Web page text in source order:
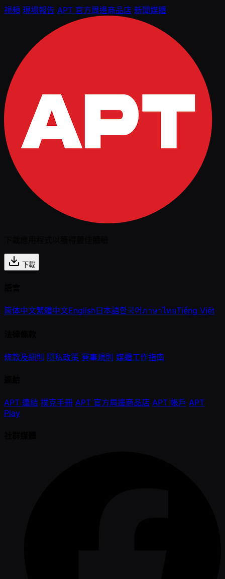
視頻 現場報告 APT 官方周邊商品店 新聞媒體
下載
简体中文繁體中文English 日本語한국어ภาษาไทยTiếng Việt
條款及細則 隱私政策 賽事規則 媒體工作指南
APT 連結 撲克手冊 APT 官方周邊商品店 APT 帳戶 APT
Play